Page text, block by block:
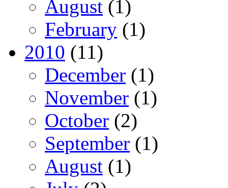
August (1)
February (1)
2010 (11)
December (1)
November (1)
October (2)
September (1)
August (1)